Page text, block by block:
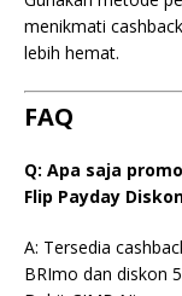
menikmati
lebih hemat.
FAQ
Q: Apa saja
Flip Payday
A: Tersedia
BRImo dan diskon